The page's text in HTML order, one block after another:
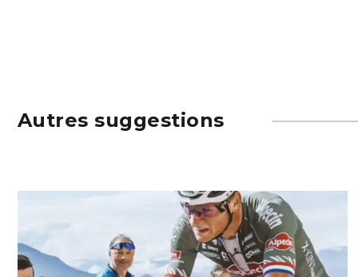
Autres suggestions